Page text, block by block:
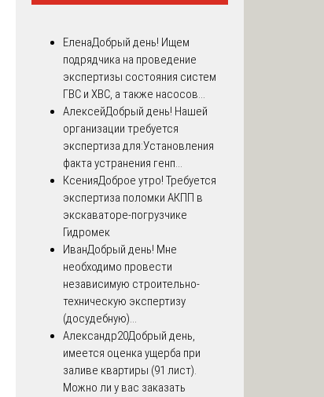
ЕленаДобрый день! Ищем
подрядчика на проведение
экспертизы состояния систем
ГВС и ХВС, а также насосов...
АлексейДобрый день! Нашей
организации требуется
экспертиза для:Установления
факта устранения генп...
КсенияДоброе утро! Требуется
экспертиза поломки АКПП в
экскаваторе-погрузчике
Гидромек
ИванДобрый день! Мне
необходимо провести
независимую строительно-
техническую экспертизу
(досудебную)...
Александр20Добрый день,
имеется оценка ущерба при
заливе квартиры (91 лист).
Можно ли у вас заказать